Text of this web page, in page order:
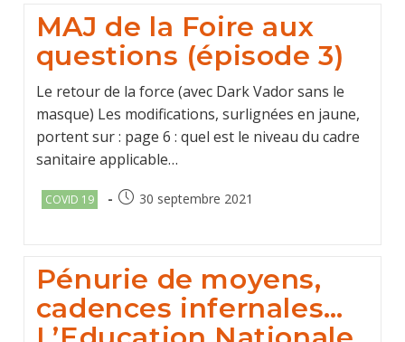
MAJ de la Foire aux
questions (épisode 3)
Le retour de la force (avec Dark Vador sans le
masque) Les modifications, surlignées en jaune,
portent sur : page 6 : quel est le niveau du cadre
sanitaire applicable…
Post
COVID 19
Post30 septembre 2021
Pénurie de moyens,
cadences infernales…